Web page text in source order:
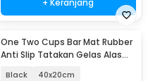
One Two Cups Bar Mat Rubber
Anti Slip Tatakan Gelas Alas
Black 40x20cm